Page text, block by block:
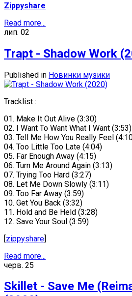
Zippyshare
Read more...
лип. 02
Trapt - Shadow Work
Published in Новинки музики
Tracklist :
01. Make It Out Alive (3:30)
02. I Want To Want What I Want (3:53)
03. Tell Me How You Really Feel
04. Too Little Too Late (4:04)
05. Far Enough Away (4:15)
06. Turn Me Around Again (3:13)
07. Trying Too Hard (3:27)
08. Let Me Down Slowly (3:11)
09. Too Far Away (3:59)
10. Get You Back (3:32)
11. Hold and Be Held (3:28)
12. Save Your Soul (3:59)
[zippyshare]
Read more...
черв. 25
Skillet - Save Me